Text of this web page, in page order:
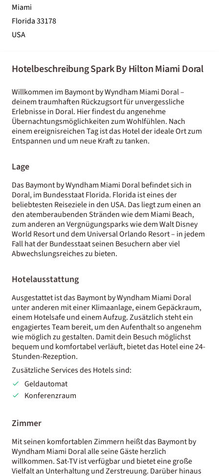
Miami
Florida 33178
USA
Hotelbeschreibung Spark By Hilton Miami Doral
Willkommen im Baymont by Wyndham Miami Doral –
deinem traumhaften Rückzugsort für unvergessliche
Erlebnisse in Doral. Hier findest du angenehme
Übernachtungsmöglichkeiten zum Wohlfühlen. Nach
einem ereignisreichen Tag ist das Hotel der ideale Ort zum
Entspannen und um neue Kraft zu tanken.
Lage
Das Baymont by Wyndham Miami Doral befindet sich in
Doral, im Bundesstaat Florida. Florida ist eines der
beliebtesten Reiseziele in den USA. Das liegt zum einen an
den atemberaubenden Stränden wie dem Miami Beach,
zum anderen an Vergnügungsparks wie dem Walt Disney
World Resort und dem Universal Orlando Resort – in jedem
Fall hat der Bundesstaat seinen Besuchern aber viel
Abwechslungsreiches zu bieten.
Hotelausstattung
Ausgestattet ist das Baymont by Wyndham Miami Doral
unter anderen mit einer Klimaanlage, einem Gepäckraum,
einem Hotelsafe und einem Aufzug. Zusätzlich steht ein
engagiertes Team bereit, um den Aufenthalt so angenehm
wie möglich zu gestalten. Damit dein Besuch möglichst
bequem und komfortabel verläuft, bietet das Hotel eine 24-
Stunden-Rezeption.
Zusätzliche Services des Hotels sind:
Geldautomat
Konferenzraum
Zimmer
Mit seinen komfortablen Zimmern heißt das Baymont by
Wyndham Miami Doral alle seine Gäste herzlich
willkommen. Sat-TV ist verfügbar und bietet eine große
Vielfalt an Unterhaltung und Zerstreuung. Darüber hinaus